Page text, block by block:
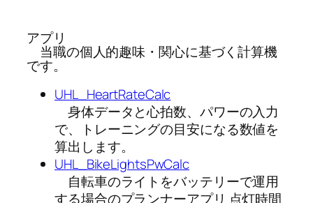
アプリ
当職の個人的趣味・関心に基づく計算機
です。
UHL_HeartRateCalc
身体データと心拍数、パワーの入力
で、トレーニングの目安になる数値を
算出します。
UHL_BikeLightsPwCalc
自転車のライトをバッテリーで運用
する場合のプランナーアプリ 点灯時間